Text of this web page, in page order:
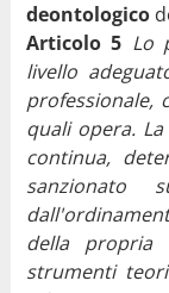
deontologico
Articolo 5 Lo
livello
professionale,
quali opera.
continua,
sanzionato
della propria
strumenti